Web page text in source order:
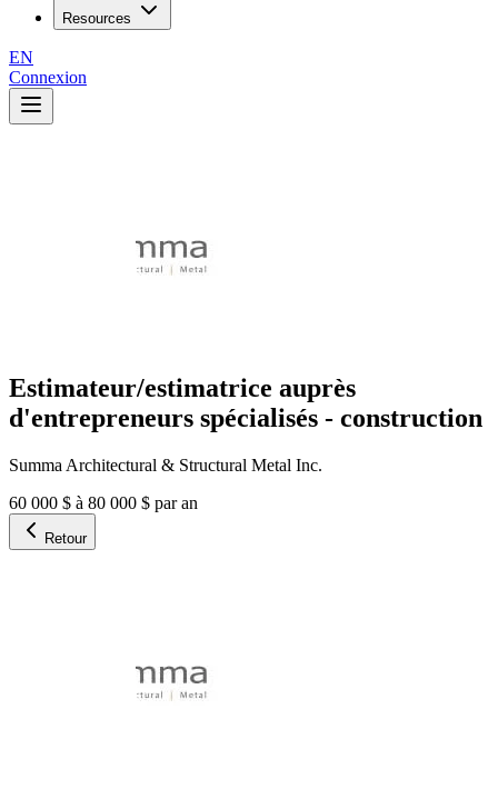
Resources
EN
Connexion
Estimateur/estimatrice auprès
d'entrepreneurs spécialisés - construction
Summa Architectural & Structural Metal Inc.
60 000 $ à 80 000 $ par an
Retour